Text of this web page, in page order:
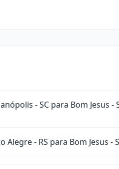
- SC para Bom Jesus -
Alegre - RS para Bom Jesus -